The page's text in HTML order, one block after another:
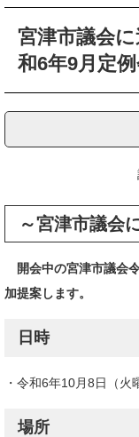
宮津市議会
和6年9月定例
～宮津市議会
開会中の宮津市議会
加提案します。
日時
・令和6年10月8日（火
場所